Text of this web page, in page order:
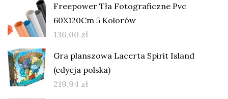
Freepower Tła Fotograficzne Pvc
60X120Cm 5 Kolorów
136,00 zł
Gra planszowa Lacerta Spirit Island
(edycja polska)
219,94 zł